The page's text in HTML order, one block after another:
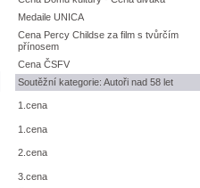
Medaile UNICA
Cena Percy Childse za film s tvůrčím
přínosem
Cena ČSFV
Soutěžní kategorie: Autoři nad 58 let
1.cena
1.cena
2.cena
3.cena